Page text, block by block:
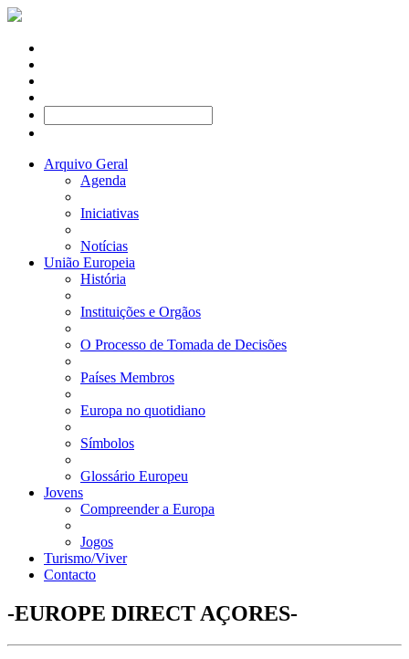
Arquivo Geral
Agenda
Iniciativas
Notícias
União Europeia
História
Instituições e Orgãos
O Processo de Tomada de Decisões
Países Membros
Europa no quotidiano
Símbolos
Glossário Europeu
Jovens
Compreender a Europa
Jogos
Turismo/Viver
Contacto
-EUROPE DIRECT AÇORES-